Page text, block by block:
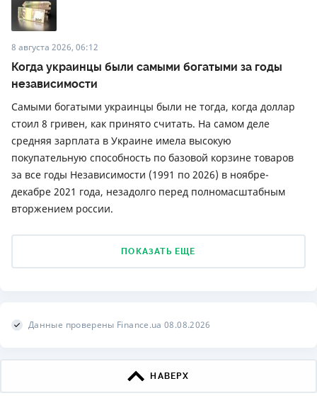
8 августа 2026, 06:12
Когда украинцы были самыми богатыми за годы
независимости
Самыми богатыми украинцы были не тогда, когда доллар
стоил 8 гривен, как принято считать. На самом деле
средняя зарплата в Украине имела высокую
покупательную способность по базовой корзине товаров
за все годы Независимости (1991 по 2026) в ноябре-
декабре 2021 года, незадолго перед полномасштабным
вторжением россии.
ПОКАЗАТЬ ЕЩЕ
Данные проверены Finance.ua 08.08.2026
НАВЕРХ